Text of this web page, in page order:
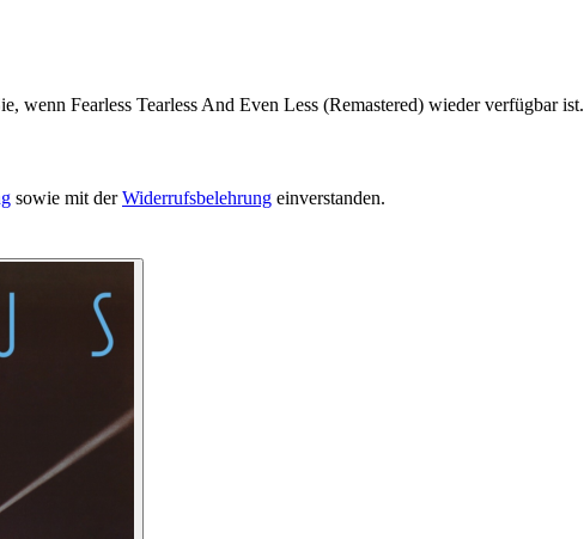
wenn Fearless Tearless And Even Less (Remastered) wieder verfügbar ist.
sowie mit derWiderrufsbelehrung einverstanden.